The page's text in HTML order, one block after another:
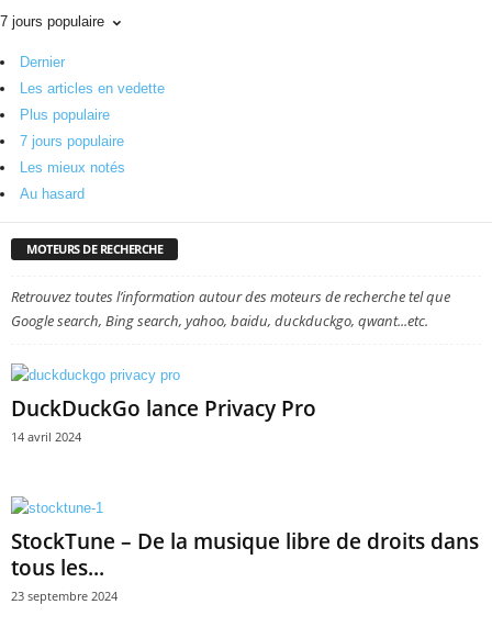
7 jours populaire
Dernier
Les articles en vedette
Plus populaire
7 jours populaire
Les mieux notés
Au hasard
MOTEURS DE RECHERCHE
Retrouvez toutes l’information autour des moteurs de recherche tel que
Google search, Bing search, yahoo, baidu, duckduckgo, qwant...etc.
DuckDuckGo lance Privacy Pro
14 avril 2024
StockTune – De la musique libre de droits dans
tous les...
23 septembre 2024